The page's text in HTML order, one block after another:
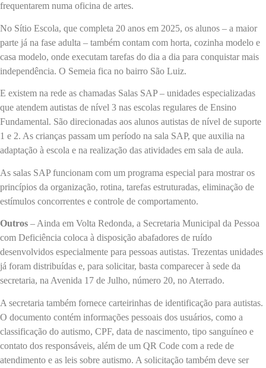
frequentarem numa oficina de artes.
No Sítio Escola, que completa 20 anos em 2025, os alunos – a maior
parte já na fase adulta – também contam com horta, cozinha modelo e
casa modelo, onde executam tarefas do dia a dia para conquistar mais
independência. O Semeia fica no bairro São Luiz.
E existem na rede as chamadas Salas SAP – unidades especializadas
que atendem autistas de nível 3 nas escolas regulares de Ensino
Fundamental. São direcionadas aos alunos autistas de nível de suporte
1 e 2. As crianças passam um período na sala SAP, que auxilia na
adaptação à escola e na realização das atividades em sala de aula.
As salas SAP funcionam com um programa especial para mostrar os
princípios da organização, rotina, tarefas estruturadas, eliminação de
estímulos concorrentes e controle de comportamento.
Outros – Ainda em Volta Redonda, a Secretaria Municipal da Pessoa
com Deficiência coloca à disposição abafadores de ruído
desenvolvidos especialmente para pessoas autistas. Trezentas unidades
já foram distribuídas e, para solicitar, basta comparecer à sede da
secretaria, na Avenida 17 de Julho, número 20, no Aterrado.
A secretaria também fornece carteirinhas de identificação para autistas.
O documento contém informações pessoais dos usuários, como a
classificação do autismo, CPF, data de nascimento, tipo sanguíneo e
contato dos responsáveis, além de um QR Code com a rede de
atendimento e as leis sobre autismo. A solicitação também deve ser